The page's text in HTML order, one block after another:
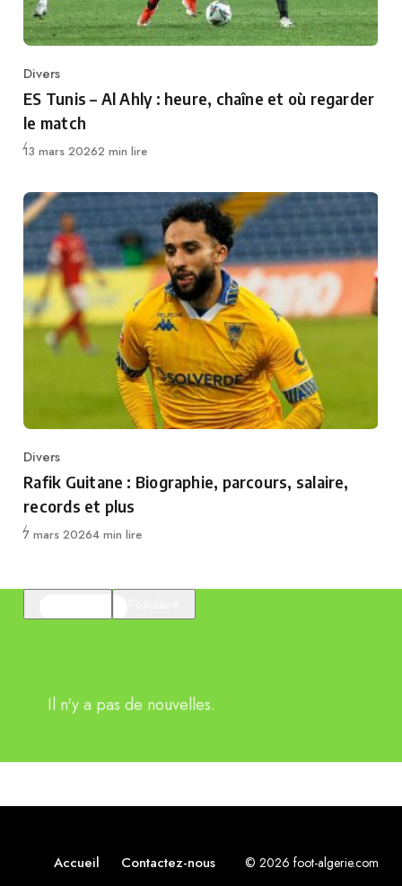
Category
Divers
ES Tunis – Al Ahly : heure, chaîne et où regarder
le match
Publié
13 mars 20262 min lire
Category
Divers
Rafik Guitane : Biographie, parcours, salaire,
records et plus
Publié
7 mars 20264 min lire
Il n'y a pas de nouvelles.
Accueil Contactez-nous © 2026 foot-algerie.com